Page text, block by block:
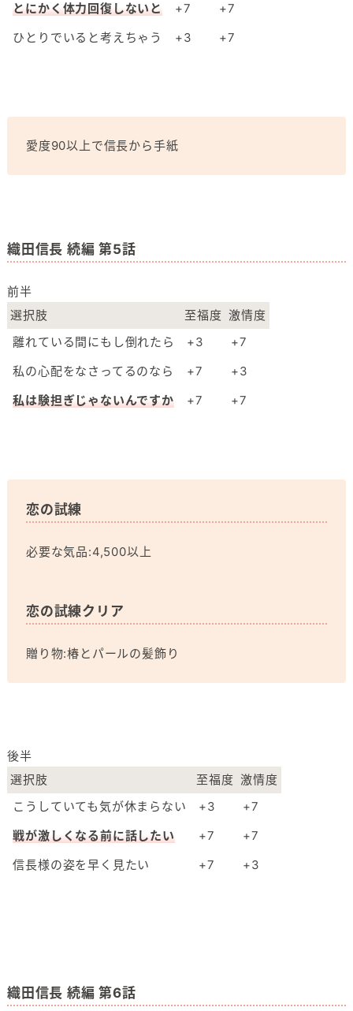
とにかく体力回復しないと
+7
+7
ひとりでいると考えちゃう
+3 +7
愛度90以上で信長から手紙
織田信長 続編 第5話
選択肢 至福度 激情度
離れている間にもし倒れたら
+3
+7
私の心配をなさってるのなら
+7
+3
私は験担ぎじゃないんですか
+7 +7
前半
恋の試練
必要な気品:4,500以上
恋の試練クリア
贈り物:椿とパールの髪飾り
選択肢 至福度 激情度
こうしていても気が休まらない
+3
+7
戦が激しくなる前に話したい
+7
+7
信長様の姿を早く見たい
+7 +3
後半
織田信長 続編 第6話